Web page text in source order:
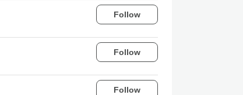
Follow
Follow
Follow